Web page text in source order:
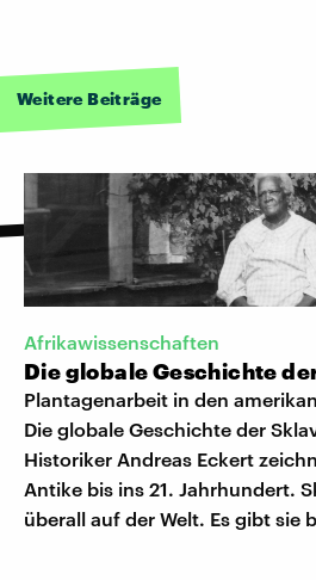
Weitere Beiträge
Afrikawissenschaften
Die globale Geschichte
Plantagenarbeit in den
Die globale Geschichte der
Historiker Andreas Eckert
Antike bis ins 21. Jahrhundert.
überall auf der Welt. Es gibt sie